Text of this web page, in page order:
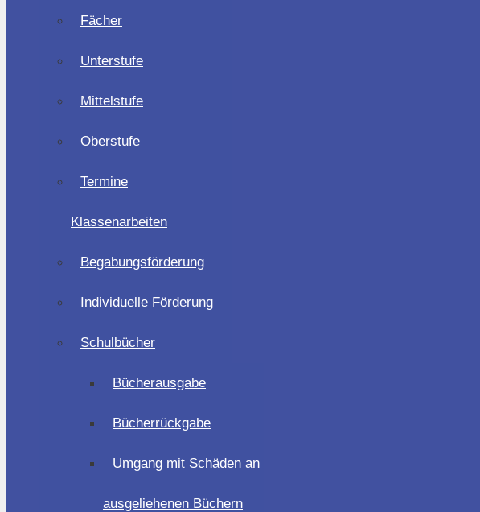
Fächer
Unterstufe
Mittelstufe
Oberstufe
Termine
Klassenarbeiten
Begabungsförderung
Individuelle Förderung
Schulbücher
Bücherausgabe
Bücherrückgabe
Umgang mit Schäden an
ausgeliehenen Büchern